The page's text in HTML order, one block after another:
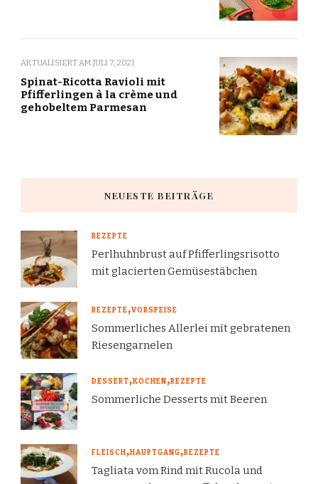
AKTUALISIERT AM JULI 7, 2021
Spinat-Ricotta Ravioli mit
Pfifferlingen à la crème und
gehobeltem Parmesan
NEUESTE BEITRÄGE
REZEPTE
Perlhuhnbrust auf Pfifferlingsrisotto
mit glacierten Gemüsestäbchen
REZEPTE VORSPEISE
Sommerliches Allerlei mit gebratenen
Riesengarnelen
DESSERT KOCHEN REZEPTE
Sommerliche Desserts mit Beeren
FLEISCH HAUPTGANG REZEPTE
Tagliata vom Rind mit Rucola und